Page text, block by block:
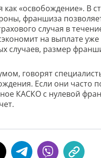
«освобождение». В
франшиза
случая в
на выплате
случаев, размер
говорят
Если они часто
КАСКО с нулевой